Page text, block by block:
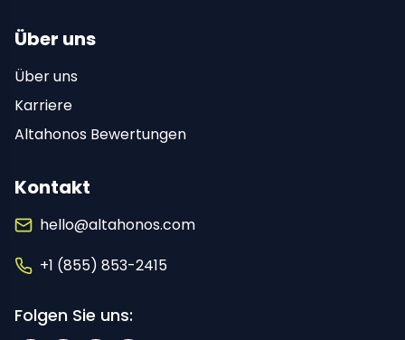
Über uns
Über uns
Karriere
Altahonos Bewertungen
Kontakt
hello@altahonos.com
+1 (855) 853-2415
Folgen Sie uns: